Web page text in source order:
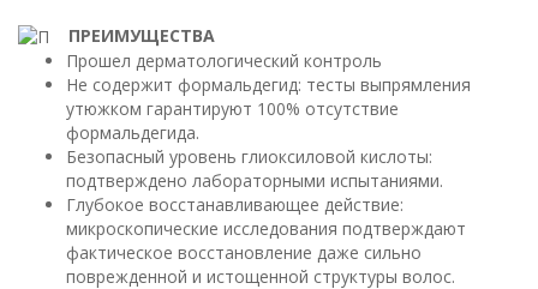
ПРЕИМУЩЕСТВА
Прошел дерматологический контроль
Не содержит формальдегид: тесты выпрямления
утюжком гарантируют 100% отсутствие
формальдегида.
Безопасный уровень глиоксиловой кислоты:
подтверждено лабораторными испытаниями.
Глубокое восстанавливающее действие:
микроскопические исследования подтверждают
фактическое восстановление даже сильно
поврежденной и истощенной структуры волос.